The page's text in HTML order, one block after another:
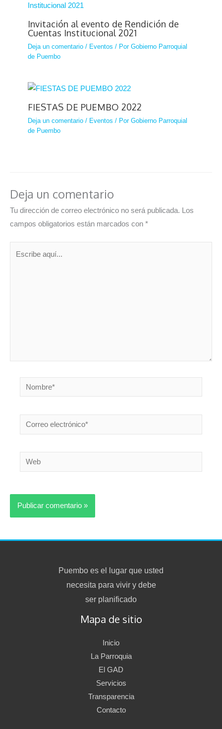
Invitación al evento de Rendición de
Cuentas Institucional 2021
Deja un comentario / Eventos / PorGobierno Parroquial
de Puembo
FIESTAS DE PUEMBO 2022
Deja un comentario / Eventos / PorGobierno Parroquial
de Puembo
Deja un comentario
Tu dirección de correo electrónico no será publicada.
Los
campos obligatorios están marcados con *
Nombre*
Correo
electrónico*
Web
Puembo es el lugar que usted
necesita para vivir y debe
ser planificado
Mapa de sitio
Inicio
La Parroquia
El GAD
Servicios
Transparencia
Contacto